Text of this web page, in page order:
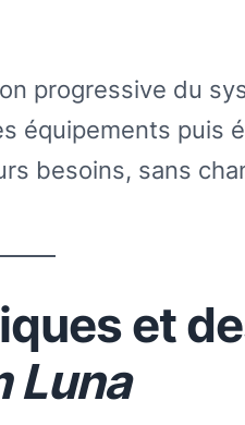
progressive du
équipements puis
besoins, sans
et
Luna